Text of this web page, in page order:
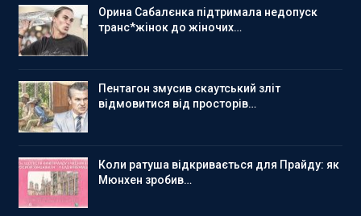
Орина Сабалєнка підтримала недопуск
транс*жінок до жіночих…
Пентагон змусив скаутський зліт
відмовитися від просторів…
Коли ратуша відкривається для Прайду: як
Мюнхен зробив…